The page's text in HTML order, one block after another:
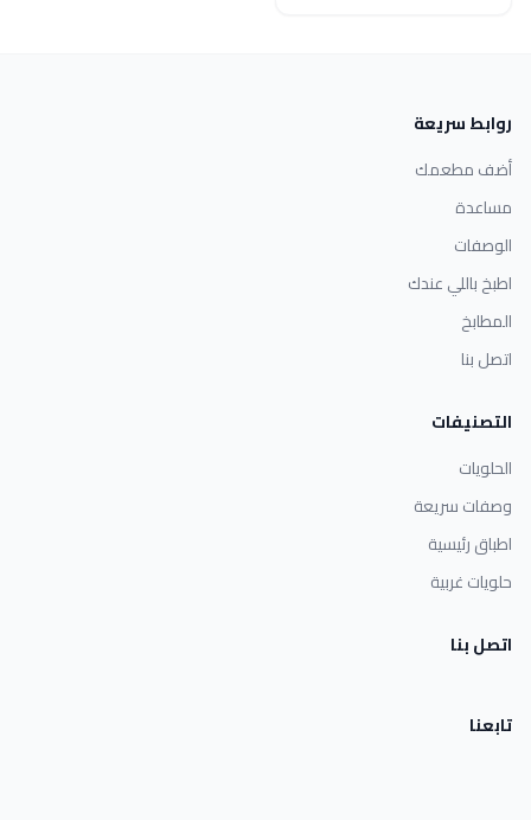
روابط سريعة
أضف مطعمك
مساعدة
الوصفات
اطبخ باللي عندك
المطابخ
اتصل بنا
التصنيفات
الحلويات
وصفات سريعة
اطباق رئيسية
حلويات غربية
اتصل بنا
تابعنا